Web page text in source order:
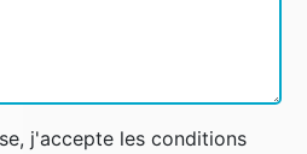
j'accepte les conditions